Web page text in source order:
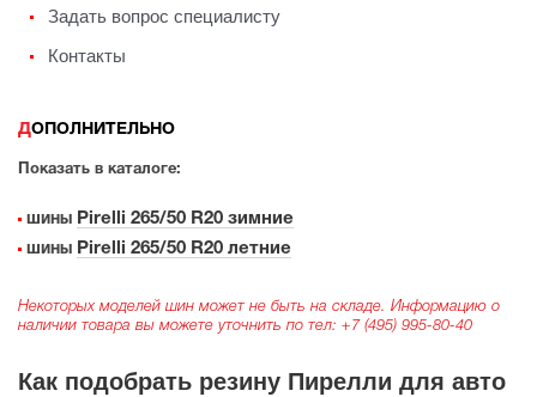
Задать вопрос специалисту
Контакты
ДОПОЛНИТЕЛЬНО
Показать в каталоге:
шины Pirelli 265/50 R20 зимние
шины Pirelli 265/50 R20 летние
Некоторых моделей шин может не быть на складе. Информацию о
наличии товара вы можете уточнить по тел: +7 (495) 995-80-40
Как подобрать резину Пирелли для авто